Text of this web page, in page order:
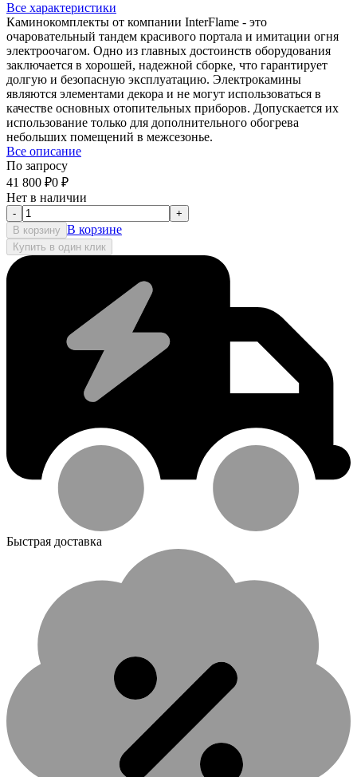
Все характеристики
Каминокомплекты от компании InterFlame - это
очаровательный тандем красивого портала и имитации огня
электроочагом. Одно из главных достоинств оборудования
заключается в хорошей, надежной сборке, что гарантирует
долгую и безопасную эксплуатацию. Электрокамины
являются элементами декора и не могут использоваться в
качестве основных отопительных приборов. Допускается их
использование только для дополнительного обогрева
небольших помещений в межсезонье.
Все описание
По запросу
41 800 ₽0 ₽
Нет в наличии
-
+
В корзину В корзине
Купить в один клик
Быстрая доставка